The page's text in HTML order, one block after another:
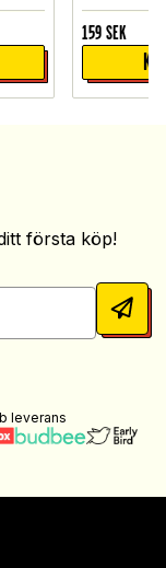
159 SEK
första köp!
leverans